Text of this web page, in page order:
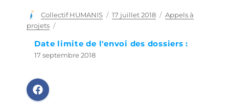
Auteur
Collectif HUMANIS
Publié
17 juillet 2018 Catégories
Appels à
projets
Date limite de l'envoi des dossiers :
17 septembre 2018